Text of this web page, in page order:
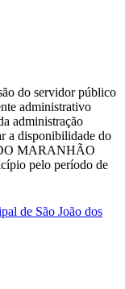
do servidor público
administrativo
administração
a disponibilidade do
MARANHÃO
pelo período de